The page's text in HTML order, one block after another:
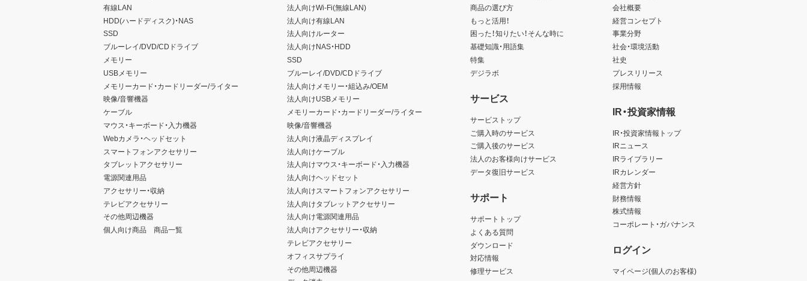
有線LAN
HDD(ハードディスク)・NAS
SSD
ブルーレイ/DVD/CDドライブ
メモリー
USBメモリー
メモリーカード・カードリーダー/ライター
映像/音響機器
ケーブル
マウス・キーボード・入力機器
Webカメラ・ヘッドセット
スマートフォンアクセサリー
タブレットアクセサリー
電源関連用品
アクセサリー・収納
テレビアクセサリー
その他周辺機器
個人向け商品 商品一覧
法人向けWi-Fi(無線LAN)
法人向け有線LAN
法人向けルーター
法人向けNAS・HDD
SSD
ブルーレイ/DVD/CDドライブ
法人向けメモリー・組込み/OEM
法人向けUSBメモリー
メモリーカード・カードリーダー/ライター
映像/音響機器
法人向け液晶ディスプレイ
法人向けケーブル
法人向けマウス・キーボード・入力機器
法人向けヘッドセット
法人向けスマートフォンアクセサリー
法人向けタブレットアクセサリー
法人向け電源関連用品
法人向けアクセサリー・収納
テレビアクセサリー
オフィスサプライ
その他周辺機器
商品の選び方
もっと活用！
困った！知りたい！そんな時に
基礎知識・用語集
特集
デジラボ
サービス
サービストップ
ご購入時のサービス
ご購入後のサービス
法人のお客様向けサービス
データ復旧サービス
サポート
サポートトップ
よくある質問
ダウンロード
対応情報
修理サービス
会社概要
経営コンセプト
事業分野
社会・環境活動
社史
プレスリリース
採用情報
IR・投資家情報
IR・投資家情報トップ
IRニュース
IRライブラリー
IRカレンダー
経営方針
財務情報
株式情報
コーポレート・ガバナンス
ログイン
マイページ(個人のお客様)